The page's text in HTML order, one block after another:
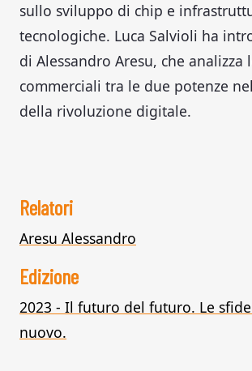
sullo sviluppo di chip e
tecnologiche. Luca Salvioli ha
di Alessandro Aresu, che analizza
commerciali tra le due potenze
della rivoluzione digitale.
Relatori
Aresu Alessandro
Edizione
2023 - Il futuro del futuro. Le
nuovo.